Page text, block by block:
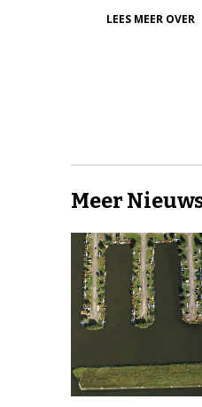
LEES MEER OVER
Meer